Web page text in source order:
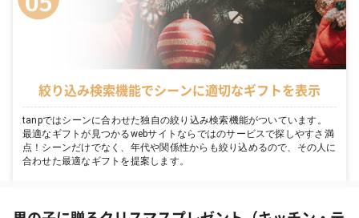
絞り込み検索機能でシーンに適切なギフトを表示
tanpではシーンに合わせた独自の絞り込み検索機能がついています。
最適なギフトが見つかるwebサイトならではのサービスで探しやすさ満
点！シーンだけでなく、年代や関係性からも絞り込めるので、その人に
合わせた最適なギフトを提案します。